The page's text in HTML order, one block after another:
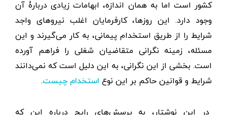
کشور است اما به همان اندازه، ابهامات زیادی دربارۀ آن
وجود دارد. این روزها، کارفرمایان اغلب نیروهای واجد
شرایط را از طریق استخدام پیمانی، به کار می‌گیرند و این
مسئله، زمینه نگرانی متقاضیان شغلی را فراهم آورده
است. بخشی از این نگرانی، به این دلیل است که نمی‌دانند
شرایط و قوانین حاکم بر این نوع استخدام چیست.
در این نوشتار، به پرسش‌های رایج درباره این که